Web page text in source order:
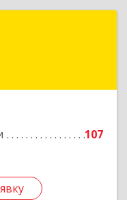
107
Гурьевский р-н,